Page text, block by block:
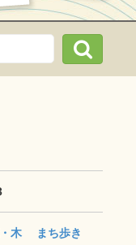
木 まち歩き